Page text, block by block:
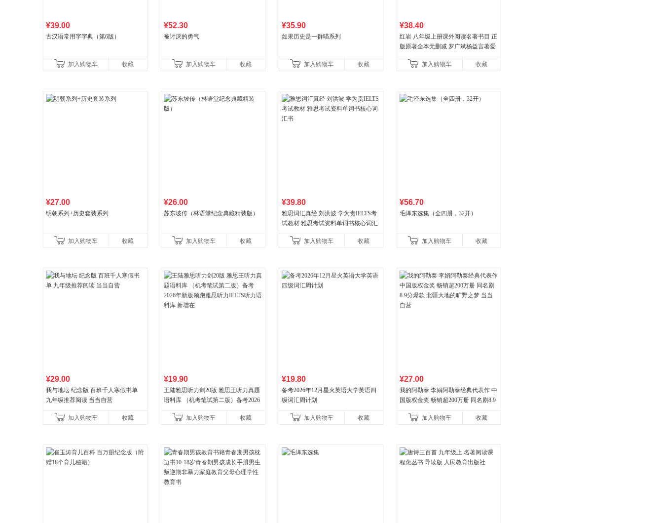
¥39.00
古汉语常用字字典（第6版）
加入购物车 收藏
¥52.30
被讨厌的勇气
加入购物车 收藏
¥35.90
如果历史是一群喵系列
加入购物车 收藏
¥38.40
红岩 八年级上册课外阅读名著书目 正
版原著全本无删减 罗广斌杨益言著爱
国青年出版社加入购物车 收藏
¥27.00
明朝系列+历史套装系列
加入购物车 收藏
¥26.00
苏东坡传（林语堂纪念典藏精装版）
加入购物车 收藏
¥39.80
雅思词汇真经 刘洪波 学为贵IELTS考
试教材 雅思考试资料单词书核心词汇
加入购物车
收藏
¥56.70
毛泽东选集（全四册，32开）
加入购物车 收藏
¥29.00
我与地坛 纪念版 百班千人寒假书单
九年级推荐阅读 当当自营
加入购物车 收藏
¥19.90
王陆雅思听力剑20版 雅思王听力真题
语料库 （机考笔试第二版）备考2026
新增在
加入购物车 收藏
¥19.80
备考2026年12月星火英语大学英语四
级词汇周计划
加入购物车 收藏
¥27.00
我的阿勒泰 李娟阿勒泰经典代表作 中
国版权金奖 畅销超200万册 同名剧8.9
加入购物车
收藏